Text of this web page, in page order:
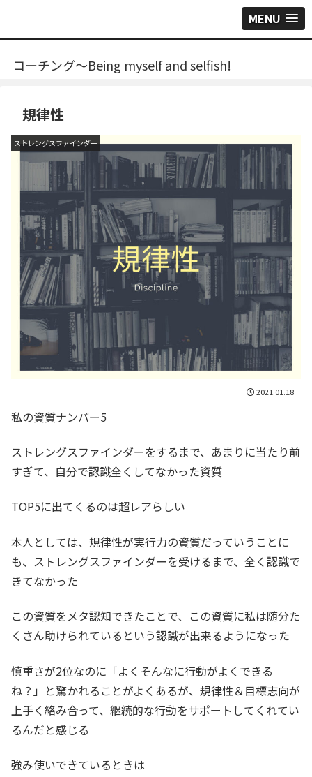
MENU
コーチング～Being myself and selfish!
規律性
ストレングスファインダー
2021.01.18
私の資質ナンバー5
ストレングスファインダーをするまで、あまりに当たり前
すぎて、自分で認識全くしてなかった資質
TOP5に出てくるのは超レアらしい
本人としては、規律性が実行力の資質だっていうことに
も、ストレングスファインダーを受けるまで、全く認識で
きてなかった
この資質をメタ認知できたことで、この資質に私は随分た
くさん助けられているという認識が出来るようになった
慎重さが2位なのに「よくそんなに行動がよくできる
ね？」と驚かれることがよくあるが、規律性＆目標志向が
上手く絡み合って、継続的な行動をサポートしてくれてい
るんだと感じる
強み使いできているときは